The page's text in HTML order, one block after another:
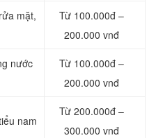
mặt,
Từ 100.000đ –
200.000 vnđ
nước
Từ 100.000đ –
200.000 vnđ
nam
Từ 200.000đ –
300.000 vnđ